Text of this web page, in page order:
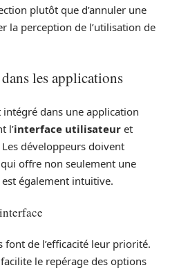
plutôt que d’annuler une
la perception de l’utilisation de
dans les applications
intégré dans une application
l’interface utilisateur et
Les développeurs doivent
offre non seulement une
également intuitive.
font de l’efficacité leur priorité.
le repérage des options